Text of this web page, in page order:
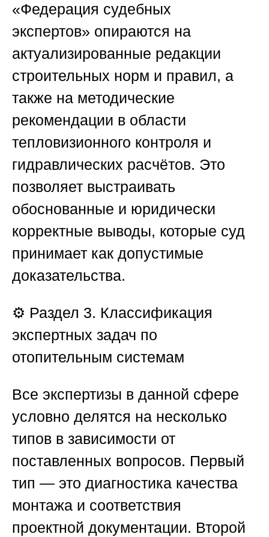
«Федерация судебных
экспертов» опираются на
актуализированные редакции
строительных норм и правил, а
также на методические
рекомендации в области
тепловизионного контроля и
гидравлических расчётов. Это
позволяет выстраивать
обоснованные и юридически
корректные выводы, которые суд
принимает как допустимые
доказательства.
⚙️ Раздел 3. Классификация
экспертных задач по
отопительным системам
Все экспертизы в данной сфере
условно делятся на несколько
типов в зависимости от
поставленных вопросов. Первый
тип — это диагностика качества
монтажа и соответствия
проектной документации. Второй